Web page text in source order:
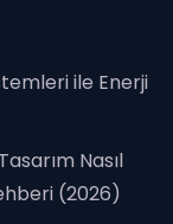
ile Enerji
Nasıl
(2026)